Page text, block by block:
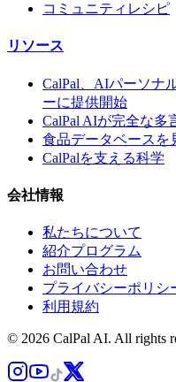
コミュニティレシピ
リソース
CalPal、AIパーソナ
ーに提供開始
CalPal AIが完全な多
食品データベースを
CalPalを支える科学
会社情報
私たちについて
紹介プログラム
お問い合わせ
プライバシーポリシ
利用規約
© 2026 CalPal AI. All rights